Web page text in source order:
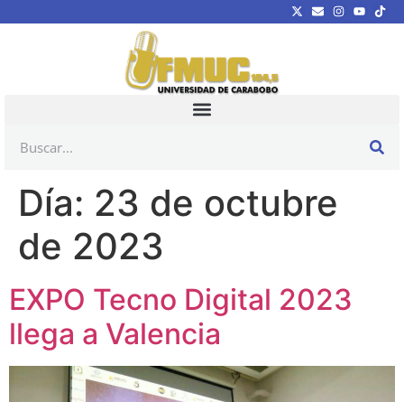
Día: 23 de octubre
de 2023
EXPO Tecno Digital 2023
llega a Valencia